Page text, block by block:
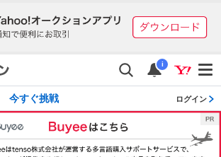
i
今すぐ挑戦 ログイン